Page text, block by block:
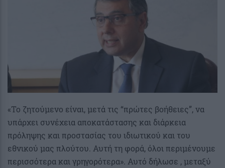
«Το ζητούμενο είναι, μετά τις “πρώτες βοήθειες”, να
υπάρχει συνέχεια αποκατάστασης και διάρκεια
πρόληψης και προστασίας του ιδιωτικού και του
εθνικού μας πλούτου. Αυτή τη φορά, όλοι περιμένουμε
περισσότερα και γρηγορότερα». Αυτό δήλωσε , μεταξύ